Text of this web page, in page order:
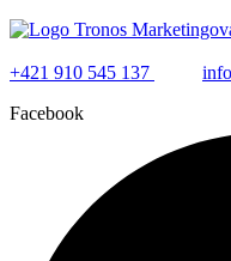
+421 910 545 137
Facebook